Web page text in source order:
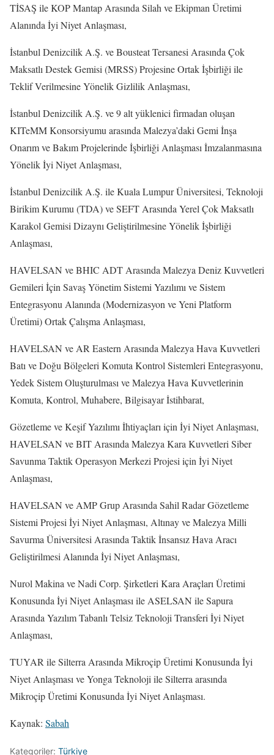
TİSAŞ ile KOP Mantap Arasında Silah ve Ekipman Üretimi
Alanında İyi Niyet Anlaşması,
İstanbul Denizcilik A.Ş. ve Bousteat Tersanesi Arasında Çok
Maksatlı Destek Gemisi (MRSS) Projesine Ortak İşbirliği ile
Teklif Verilmesine Yönelik Gizlilik Anlaşması,
İstanbul Denizcilik A.Ş. ve 9 alt yüklenici firmadan oluşan
KITeMM Konsorsiyumu arasında Malezya’daki Gemi İnşa
Onarım ve Bakım Projelerinde İşbirliği Anlaşması İmzalanmasına
Yönelik İyi Niyet Anlaşması,
İstanbul Denizcilik A.Ş. ile Kuala Lumpur Üniversitesi, Teknoloji
Birikim Kurumu (TDA) ve SEFT Arasında Yerel Çok Maksatlı
Karakol Gemisi Dizaynı Geliştirilmesine Yönelik İşbirliği
Anlaşması,
HAVELSAN ve BHIC ADT Arasında Malezya Deniz Kuvvetleri
Gemileri İçin Savaş Yönetim Sistemi Yazılımı ve Sistem
Entegrasyonu Alanında (Modernizasyon ve Yeni Platform
Üretimi) Ortak Çalışma Anlaşması,
HAVELSAN ve AR Eastern Arasında Malezya Hava Kuvvetleri
Batı ve Doğu Bölgeleri Komuta Kontrol Sistemleri Entegrasyonu,
Yedek Sistem Oluşturulması ve Malezya Hava Kuvvetlerinin
Komuta, Kontrol, Muhabere, Bilgisayar İstihbarat,
Gözetleme ve Keşif Yazılımı İhtiyaçları için İyi Niyet Anlaşması,
HAVELSAN ve BIT Arasında Malezya Kara Kuvvetleri Siber
Savunma Taktik Operasyon Merkezi Projesi için İyi Niyet
Anlaşması,
HAVELSAN ve AMP Grup Arasında Sahil Radar Gözetleme
Sistemi Projesi İyi Niyet Anlaşması, Altınay ve Malezya Milli
Savurma Üniversitesi Arasında Taktik İnsansız Hava Aracı
Geliştirilmesi Alanında İyi Niyet Anlaşması,
Nurol Makina ve Nadi Corp. Şirketleri Kara Araçları Üretimi
Konusunda İyi Niyet Anlaşması ile ASELSAN ile Sapura
Arasında Yazılım Tabanlı Telsiz Teknoloji Transferi İyi Niyet
Anlaşması,
TUYAR ile Silterra Arasında Mikroçip Üretimi Konusunda İyi
Niyet Anlaşması ve Yonga Teknoloji ile Silterra arasında
Mikroçip Üretimi Konusunda İyi Niyet Anlaşması.
Kaynak: Sabah
Kategoriler: Türkiye